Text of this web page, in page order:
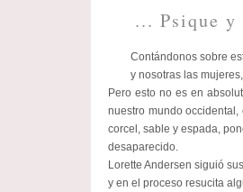
... Psique y
Contándonos sobre
y nosotras las
Pero esto no es en
nuestro mundo
corcel, sable y espada,
desaparecido.
Lorette Andersen siguió
y en el proceso resucita